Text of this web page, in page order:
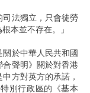
法獨立，只會徒勞
本並不存在。」
於中華人民共和國
聲明》關於對香港
方對英方的承諾，
別行政區的《基本